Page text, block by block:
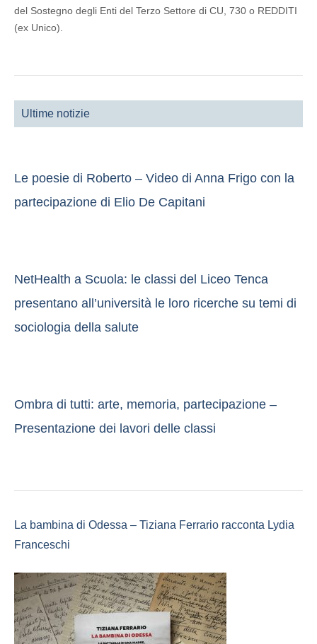
del Sostegno degli Enti del Terzo Settore di CU, 730 o REDDITI
(ex Unico).
Ultime notizie
Le poesie di Roberto – Video di Anna Frigo con la
partecipazione di Elio De Capitani
NetHealth a Scuola: le classi del Liceo Tenca
presentano all’università le loro ricerche su temi di
sociologia della salute
Ombra di tutti: arte, memoria, partecipazione –
Presentazione dei lavori delle classi
La bambina di Odessa – Tiziana Ferrario racconta Lydia
Franceschi